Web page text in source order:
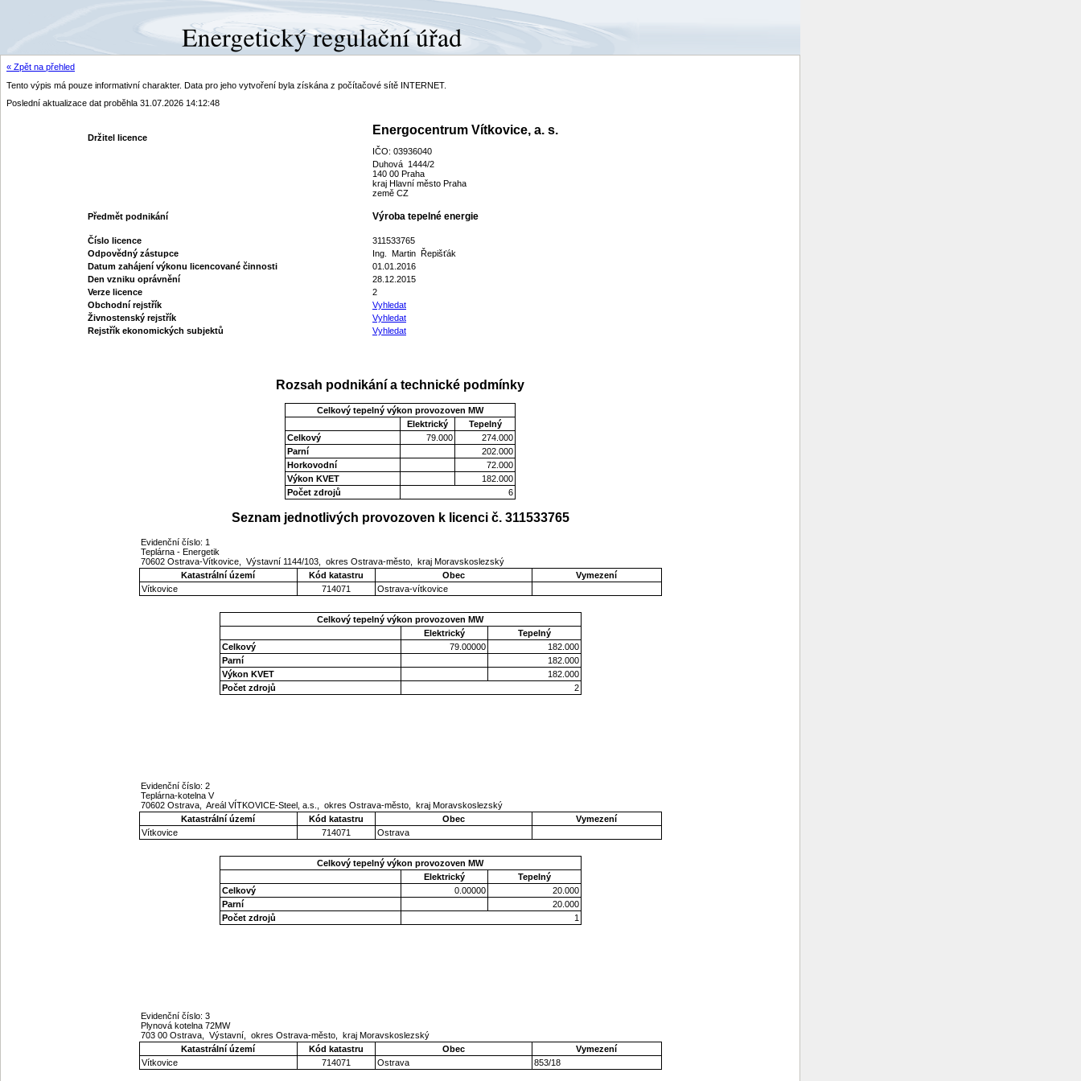
« Zpět na přehled
Tento výpis má pouze informativní charakter. Data pro jeho vytvoření byla získána z počítačové sítě INTERNET.
Poslední aktualizace dat proběhla 31.07.2026 14:12:48
Držitel licence
Energocentrum Vítkovice, a. s.
IČO: 03936040
Duhová 1444/2
140 00 Praha
kraj Hlavní město Praha
země CZ
Předmět podnikání Výroba tepelné energie
Číslo licence
311533765
Odpovědný zástupce
Ing. Martin Řepišťák
Datum zahájení výkonu licencované činnosti
01.01.2016
Den vzniku oprávnění
28.12.2015
Verze licence
2
Obchodní rejstřík
Vyhledat
Živnostenský rejstřík
Vyhledat
Rejstřík ekonomických subjektů
Vyhledat
Rozsah podnikání a technické podmínky
Celkový tepelný výkon provozoven MW
Elektrický
Tepelný
Celkový
79.000
274.000
Parní
202.000
Horkovodní
72.000
Výkon KVET
182.000
Počet zdrojů
6
Seznam jednotlivých provozoven k licenci č. 311533765
Evidenční číslo: 1
Teplárna - Energetik
70602 Ostrava-Vítkovice, Výstavní 1144/103, okres Ostrava-město, kraj Moravskoslezský
Katastrální území
Kód katastru Obec
Vymezení
Vítkovice
714071 Ostrava-vítkovice
Celkový tepelný výkon provozoven MW
Elektrický
Tepelný
Celkový
79.00000
182.000
Parní
182.000
Výkon KVET
182.000
Počet zdrojů
2
Evidenční číslo: 2
Teplárna-kotelna V
70602 Ostrava, Areál VÍTKOVICE-Steel, a.s., okres Ostrava-město, kraj Moravskoslezský
Katastrální území
Kód katastru Obec
Vymezení
Vítkovice
714071 Ostrava
Celkový tepelný výkon provozoven MW
Elektrický
Tepelný
Celkový
0.00000
20.000
Parní
20.000
Počet zdrojů
1
Evidenční číslo: 3
Plynová kotelna 72MW
703 00 Ostrava, Výstavní, okres Ostrava-město, kraj Moravskoslezský
Katastrální území
Kód katastru Obec
Vymezení
Vítkovice
714071 Ostrava 853/18